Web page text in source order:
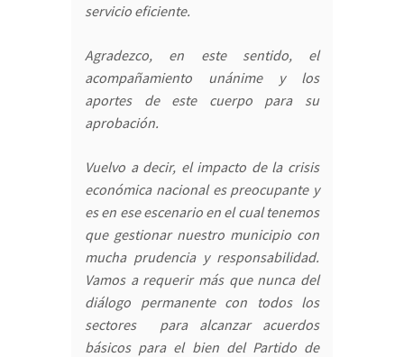
servicio eficiente.
Agradezco, en este sentido, el
acompañamiento unánime y los
aportes de este cuerpo para su
aprobación.
Vuelvo a decir, el impacto de la crisis
económica nacional es preocupante y
es en ese escenario en el cual tenemos
que gestionar nuestro municipio con
mucha prudencia y responsabilidad.
Vamos a requerir más que nunca del
diálogo permanente con todos los
sectores para alcanzar acuerdos
básicos para el bien del Partido de